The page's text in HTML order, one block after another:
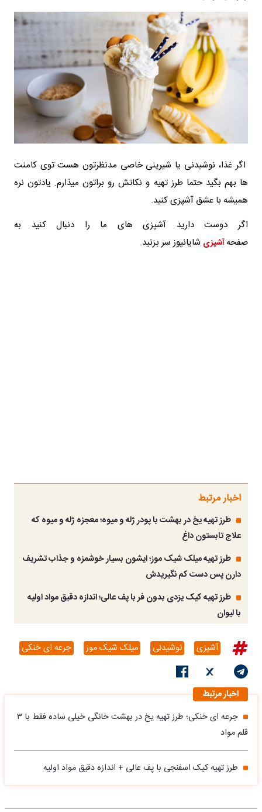
اگر غذا، نوشیدنی یا شیرینی خاصی مدنظرتون هست توی کامنت
ها بهم بگید حتما طرز تهیه و نکاتش رو براتون میذارم. یادتون نره
همیشه با عشق آشپزی کنید.
اگر دوست دارید آشپزی های ما را دنبال کنید به
صفحهآشپزی شایانیوز سر بزنید.
اخبار مرتبط
طرز تهیه یخ در بهشت با پودر ژله و میوه؛ معجزه ژله و میوه که
علاج تابستون داغ
طرز تهیه میلک شیک موز؛ ایشون بسیار خوشمزه و جذاب تشریف
دارن پس دست کم نگیریدش
طرز تهیه کیک یزدی بدون فر با پف عالی؛ اندازه دقیق مواد اولیه
با لیوان
آشپزی نوشیدنی میلک شیک موز جرعه ای خنکی
اخبار مرتبط
جرعه ای خنکی؛ طرز تهیه یخ در بهشت خانگی خیلی ساده فقط با ۳
قلم مواد
طرز تهیه کیک اسفنجی با پف عالی + اندازه دقیق مواد اولیه